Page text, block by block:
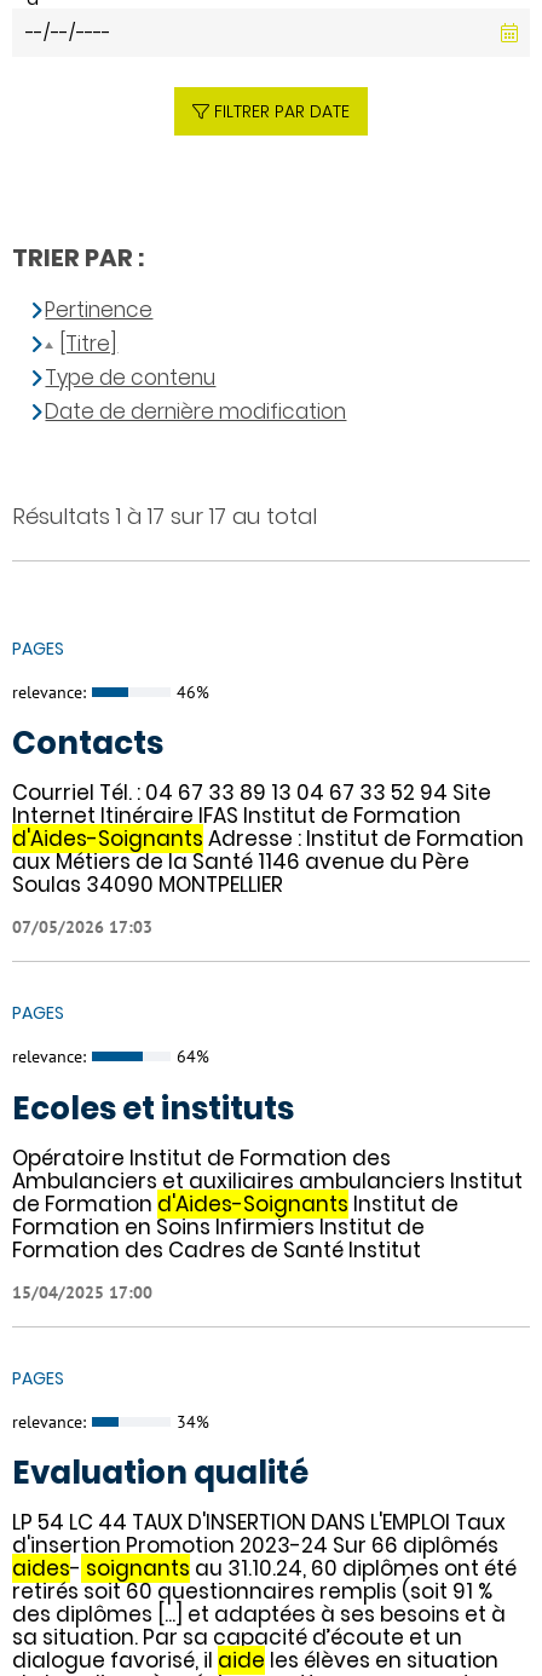
Résultats 1 à 17 sur 17 au total
PAGES
relevance: 46%
Contacts
Courriel Tél. : 04 67 33 89 13 04 67 33 52 94 Site
Internet Itinéraire IFAS Institut de Formation
d'Aides-Soignants Adresse : Institut de Formation
aux Métiers de la Santé 1146 avenue du Père
Soulas 34090 MONTPELLIER
07/05/2026 17:03
PAGES
relevance: 64%
Ecoles et instituts
Opératoire Institut de Formation des
Ambulanciers et auxiliaires ambulanciers Institut
de Formation d'Aides-Soignants Institut de
Formation en Soins Infirmiers Institut de
Formation des Cadres de Santé Institut
15/04/2025 17:00
PAGES
relevance: 34%
Evaluation qualité
LP 54 LC 44 TAUX D'INSERTION DANS L'EMPLOI Taux
d'insertion Promotion 2023-24 Sur 66 diplômés
aides- soignants au 31.10.24, 60 diplômes ont été
retirés soit 60 questionnaires remplis (soit 91 %
des diplômes [...] et adaptées à ses besoins et à
sa situation. Par sa capacité d’écoute et un
dialogue favorisé, il aide les élèves en situation
FILTRER PAR DATE
TRIER PAR :
Pertinence
[Titre]
Type de contenu
Date de dernière modification